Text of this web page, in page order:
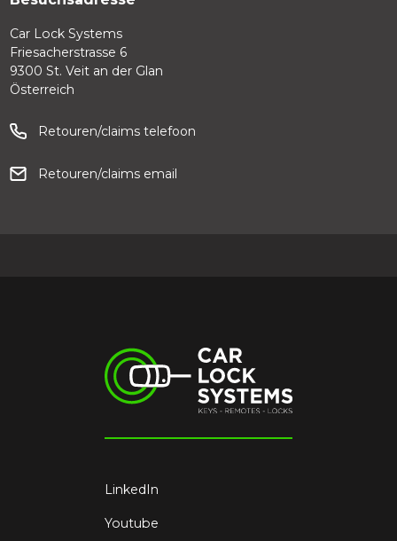
Car Lock Systems
Friesacherstrasse 6
9300 St. Veit an der Glan
Österreich
Retouren/claims telefoon
Retouren/claims email
LinkedIn
Youtube